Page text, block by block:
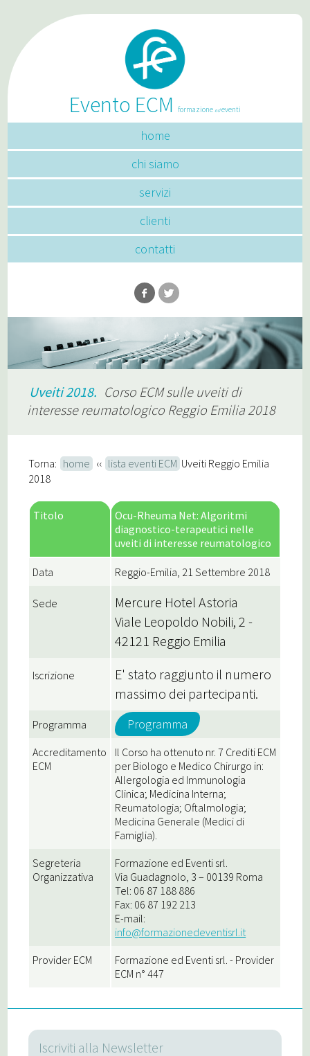
Evento ECM formazione edeventi
home
chi siamo
servizi
clienti
contatti
Uveiti 2018. Corso ECM sulle uveiti di
interesse reumatologico Reggio Emilia 2018
Torna: home ‹‹ lista eventi ECM Uveiti Reggio Emilia
2018
Titolo
Ocu-Rheuma Net: Algoritmi
diagnostico-terapeutici nelle
uveiti di interesse reumatologico
Data Reggio-Emilia, 21 Settembre 2018
Sede
Mercure Hotel Astoria
Viale Leopoldo Nobili, 2 -
42121 Reggio Emilia
Iscrizione
E' stato raggiunto il numero
massimo dei partecipanti.
Programma Programma
Accreditamento
ECM
Il Corso ha ottenuto nr. 7 Crediti ECM
per Biologo e Medico Chirurgo in:
Allergologia ed Immunologia
Clinica; Medicina Interna;
Reumatologia; Oftalmologia;
Medicina Generale (Medici di
Famiglia).
Segreteria
Organizzativa
Formazione ed Eventi srl.
Via Guadagnolo, 3 – 00139 Roma
Tel: 06 87 188 886
Fax: 06 87 192 213
E-mail:
info@formazionedeventisrl.it
Provider ECM
Formazione ed Eventi srl. - Provider
ECM n° 447
Iscriviti alla Newsletter